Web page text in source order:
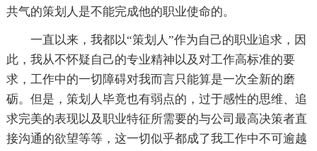
共气的策划人是不能完成他的职业使命的。
一直以来，我都以“策划人”作为自己的职业追求，因
此，我从不怀疑自己的专业精神以及对工作高标准的要
求，工作中的一切障碍对我而言只能算是一次全新的磨
砺。但是，策划人毕竟也有弱点的，过于感性的思维、追
求完美的表现以及职业特征所需要的与公司最高决策者直
接沟通的欲望等等，这一切似乎都成了我工作中不可逾越